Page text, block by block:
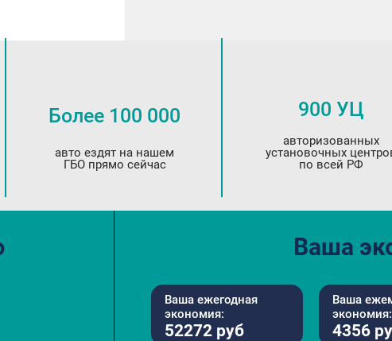
Более 100 000
авто ездят на нашем
ГБО прямо сейчас
900 УЦ
авторизованных
установочных
по всей РФ
Ваша
Ваша ежегодная
экономия:
52272 руб
Ваша
экономия:
4356